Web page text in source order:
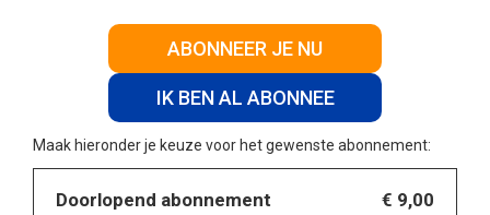
ABONNEER JE NU
IK BEN AL ABONNEE
Maak hieronder je keuze voor het gewenste abonnement:
Doorlopend abonnement € 9,00